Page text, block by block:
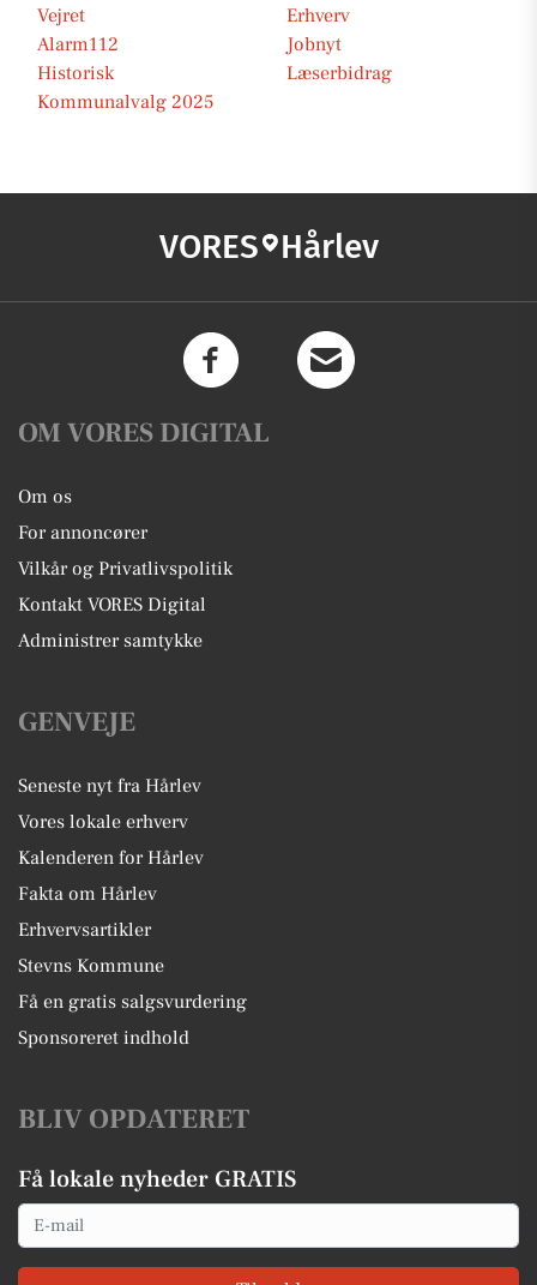
Vejret
Erhverv
Alarm112
Jobnyt
Historisk
Læserbidrag
Kommunalvalg 2025
VORES Hårlev
OM VORES DIGITAL
Om os
For annoncører
Vilkår og Privatlivspolitik
Kontakt VORES Digital
Administrer samtykke
GENVEJE
Seneste nyt fra Hårlev
Vores lokale erhverv
Kalenderen for Hårlev
Fakta om Hårlev
Erhvervsartikler
Stevns Kommune
Få en gratis salgsvurdering
Sponsoreret indhold
BLIV OPDATERET
Få lokale nyheder GRATIS
Email